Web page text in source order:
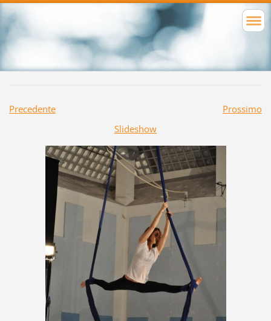
Precedente
Prossimo
Slideshow